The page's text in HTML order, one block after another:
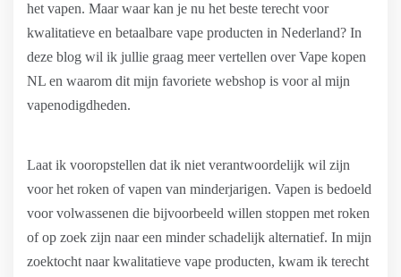
het vapen. Maar waar kan je nu het beste terecht voor
kwalitatieve en betaalbare vape producten in Nederland? In
deze blog wil ik jullie graag meer vertellen over Vape kopen
NL en waarom dit mijn favoriete webshop is voor al mijn
vapenodigdheden.
Laat ik vooropstellen dat ik niet verantwoordelijk wil zijn
voor het roken of vapen van minderjarigen. Vapen is bedoeld
voor volwassenen die bijvoorbeeld willen stoppen met roken
of op zoek zijn naar een minder schadelijk alternatief. In mijn
zoektocht naar kwalitatieve vape producten, kwam ik terecht